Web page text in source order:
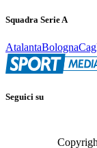
Squadra Serie A
AtalantaBologna
Seguici su